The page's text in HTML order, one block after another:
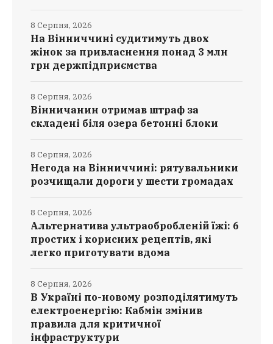
На Вінниччині судитимуть двох
жінок за привласнення понад 3 млн
грн держпідприємства
8 Серпня, 2026
Вінничанин отримав штраф за
складені біля озера бетонні блоки
8 Серпня, 2026
Негода на Вінниччині: рятувальники
розчищали дороги у шести громадах
8 Серпня, 2026
Альтернатива ультраобробленій їжі: 6
простих і корисних рецептів, які
легко приготувати вдома
8 Серпня, 2026
В Україні по-новому розподілятимуть
електроенергію: Кабмін змінив
правила для критичної
інфраструктури
8 Серпня, 2026